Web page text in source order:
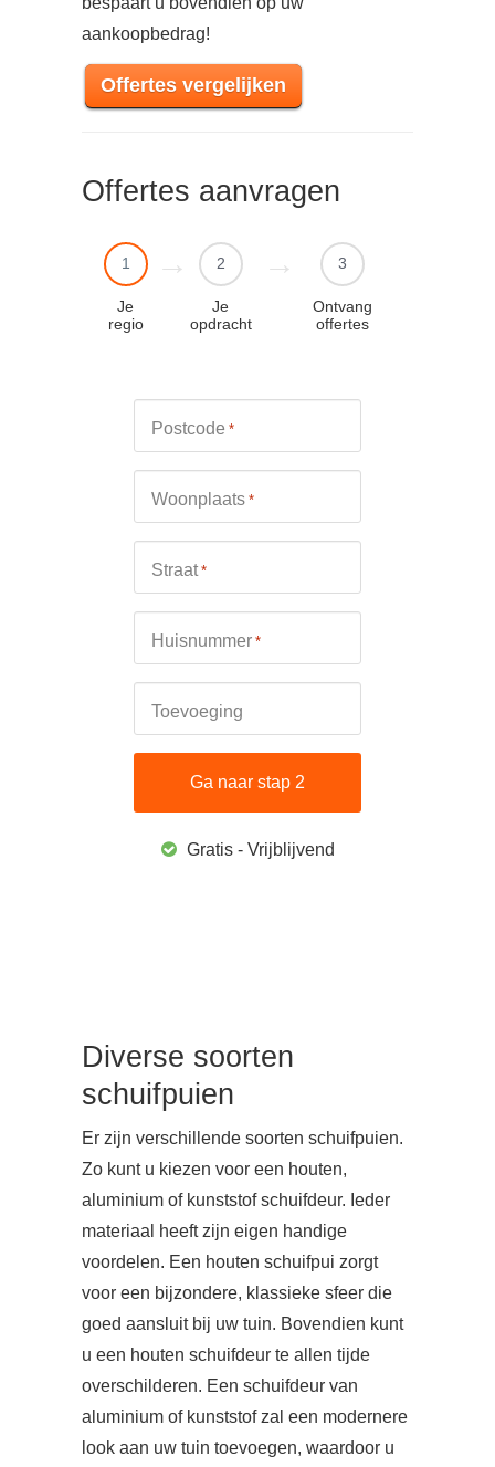
aankoopbedrag!
Offertes vergelijken
Offertes aanvragen
1
Je
regio
2
Je
opdracht
3
Ontvang
offertes
Postcode *
Woonplaats *
Straat *
Huisnummer *
Toevoeging
Gratis - Vrijblijvend
Diverse soorten
schuifpuien
Er zijn verschillende soorten schuifpuien.
Zo kunt u kiezen voor een houten,
aluminium of kunststof schuifdeur. Ieder
materiaal heeft zijn eigen handige
voordelen. Een houten schuifpui zorgt
voor een bijzondere, klassieke sfeer die
goed aansluit bij uw tuin. Bovendien kunt
u een houten schuifdeur te allen tijde
overschilderen. Een schuifdeur van
aluminium of kunststof zal een modernere
look aan uw tuin toevoegen, waardoor u